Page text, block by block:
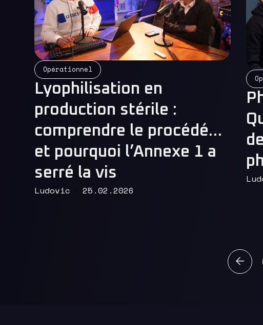
Opérationnel
Lyophilisation en
production stérile :
comprendre le procédé…
et pourquoi l’Annexe 1 a
serré la vis
Ludovic 25.02.2026
Read More
Précédent